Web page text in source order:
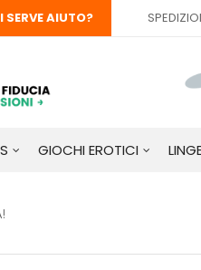
SERVE AIUTO?
GIOCHI EROTICI